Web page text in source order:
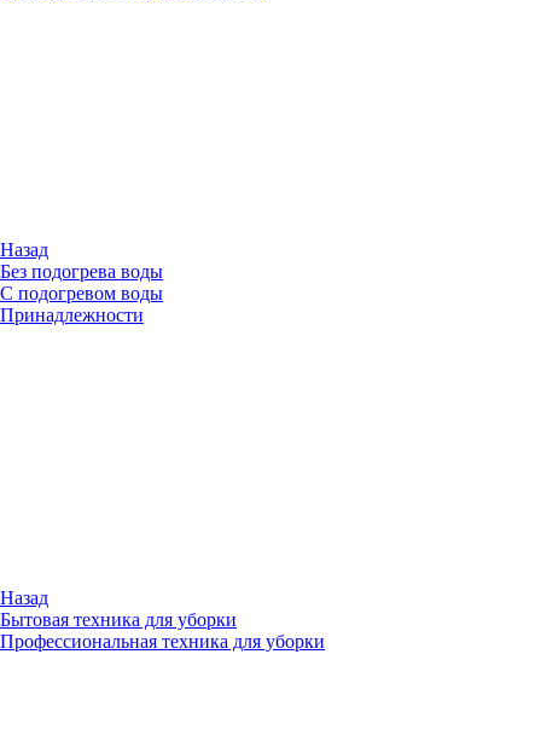
Назад
Без подогрева воды
С подогревом воды
Принадлежности
Назад
Бытовая техника для уборки
Профессиональная техника для уборки